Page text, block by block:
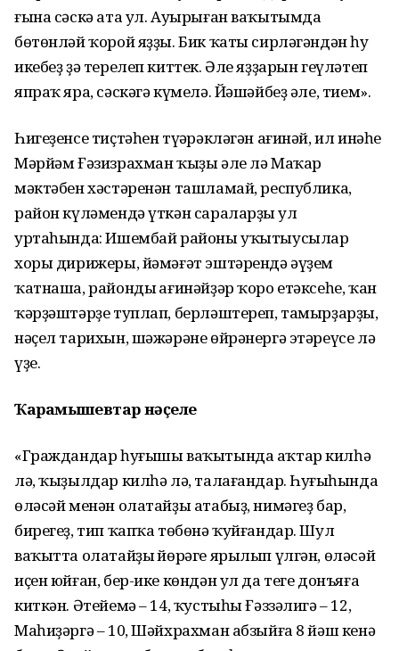
ғына сәскә ата ул. Ауырыған ваҡытымда
бөтөнләй ҡорой яҙҙы. Бик ҡаты сирләгәндән һуң
икебеҙ ҙә терелеп киттек. Әле яҙҙарын геүләтеп
япраҡ яра, сәскәгә күмелә. Йәшәйбеҙ әле, тием».
Һигеҙенсе тиҫтәһен түңәрәкләгән ағинәй, ил инәһе
Мәрйәм Ғәзизрахман ҡыҙы әле лә Маҡар
мәктәбен хәстәренән ташламай, республика,
район күләмендә үткән сараларҙың ул
уртаһында: Ишембай районы уҡытыусылар
хоры дирижеры, йәмәғәт эштәрендә әүҙем
ҡатнаша, райондың ағинәйҙәр ҡоро етәксеһе, ҡан
ҡәрҙәштәрҙе туплап, берләштереп, тамырҙарҙы,
нәҫел тарихын, шәжәрәне өйрәнергә этәреүсе лә
үҙе.
Ҡарамышевтар нәҫеле
«Граждандар һуғышы ваҡытында аҡтар килһә
лә, ҡыҙылдар килһә лә, талағандар. Һуңғыһында
өләсәй менән олатайҙы атабыҙ, нимәгеҙ бар,
бирегеҙ, тип ҡапҡа төбөнә ҡуйғандар. Шул
ваҡытта олатайҙың йөрәге ярылып үлгән, өләсәй
иҫен юйған, бер-ике көндән ул да теге донъяға
киткән. Әтейемә – 14, ҡустыһы Ғәззәлигә – 12,
Маһиҙәргә – 10, Шәйхрахман абзыйға 8 йәш кенә